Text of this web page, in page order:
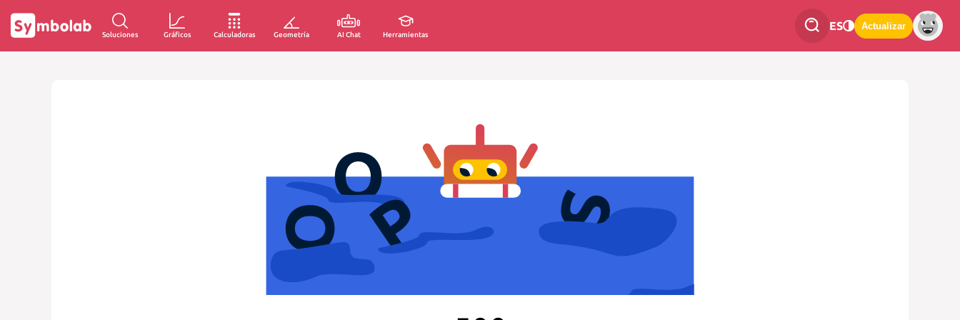
Soluciones Gráficos Calculadoras Geometría AI Chat Herramientas
ES Actualizar